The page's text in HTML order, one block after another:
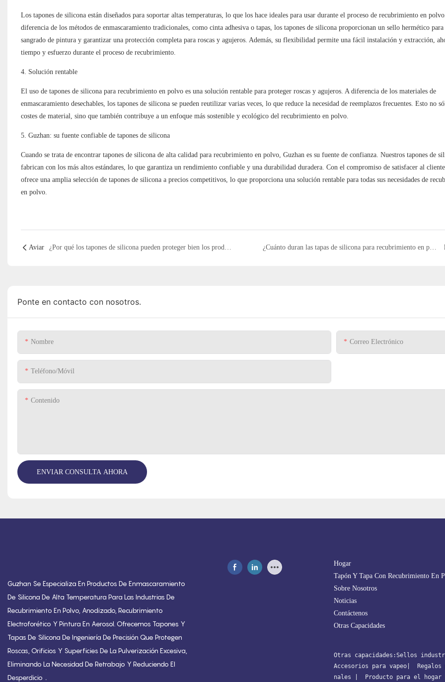
Los tapones de silicona están diseñados para soportar altas temperaturas, lo que los hace ideales para usar durante el proceso de recubrimiento en
diferencia de los métodos de enmascaramiento tradicionales, como cinta adhesiva o tapas, los tapones de silicona proporcionan un sello hermético
sangrado de pintura y garantizar una protección completa para roscas y agujeros. Además, su flexibilidad permite una fácil instalación y extracción,
tiempo y esfuerzo durante el proceso de recubrimiento.
4. Solución rentable
El uso de tapones de silicona para recubrimiento en polvo es una solución rentable para proteger roscas y agujeros. A diferencia de los materiales de
enmascaramiento desechables, los tapones de silicona se pueden reutilizar varias veces, lo que reduce la necesidad de reemplazos frecuentes. Esto no
costes de material, sino que también contribuye a un enfoque más sostenible y ecológico del recubrimiento en polvo.
5. Guzhan: su fuente confiable de tapones de silicona
Cuando se trata de encontrar tapones de silicona de alta calidad para recubrimiento en polvo, Guzhan es su fuente de confianza. Nuestros tapones de
fabrican con los más altos estándares, lo que garantiza un rendimiento confiable y una durabilidad duradera. Con el compromiso de satisfacer al
ofrece una amplia selección de tapones de silicona a precios competitivos, lo que proporciona una solución rentable para todas sus necesidades de
en polvo.
Aviar ¿Por qué los tapones de silicona pueden proteger bien los productos y equipos? ¿Cuánto duran las tapas de silicona para recubrimiento en polvo?
Ponte en contacto con nosotros.
Nombre Correo Electrónico
Teléfono/Móvil
Contenido
ENVIAR CONSULTA AHORA
Guzhan Se Especializa En Productos De Enmascaramiento
De Silicona De Alta Temperatura Para Las Industrias De
Recubrimiento En Polvo, Anodizado, Recubrimiento
Electroforético Y Pintura En Aerosol. Ofrecemos Tapones Y
Tapas De Silicona De Ingeniería De Precisión Que Protegen
Roscas, Orificios Y Superficies De La Pulverización Excesiva,
Eliminando La Necesidad De Retrabajo Y Reduciendo El
Desperdicio .
Hogar
Tapón Y Tapa Con Recubrimiento En
Sobre Nosotros
Noticias
Contáctenos
Otras Capacidades
Otras capacidades:Sellos
Accesorios para vapeo
Regalos
nales
Producto para el hogar